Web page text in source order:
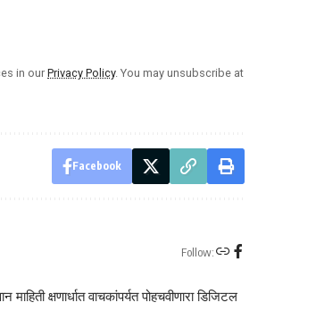
in ourPrivacy Policy. You may unsubscribe at
Facebook
Follow:
क्षणार्धात वाचकांपर्यत पोहचवीणारा डिजिटल